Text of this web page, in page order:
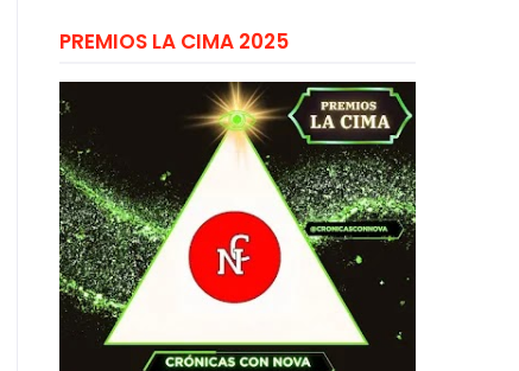
PREMIOS LA CIMA 2025